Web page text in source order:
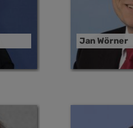
Jan Wörner